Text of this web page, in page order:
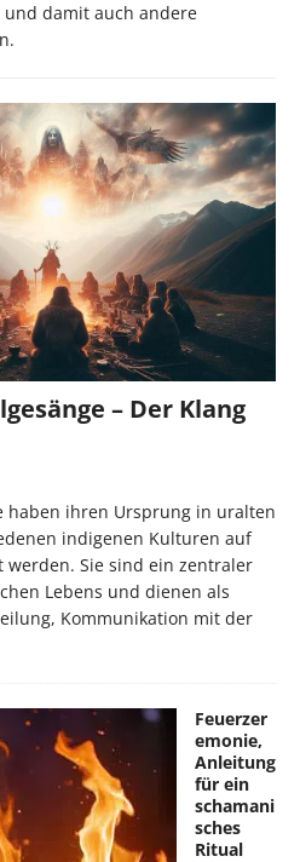
damit auch andere
– Der Klang
haben ihren Ursprung in uralten
indigenen Kulturen auf
Sie sind ein zentraler
Lebens und dienen als
Kommunikation mit der
Feuerzer
emonie,
Anleitung
für ein
schamani
sches
Ritual